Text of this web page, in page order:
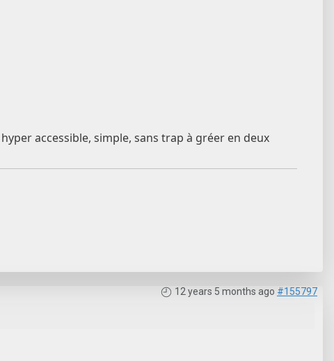
accessible, simple, sans trap à gréer en deux
12 years 5 months ago #155797